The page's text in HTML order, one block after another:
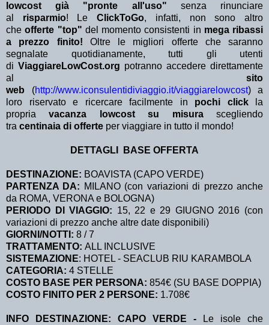
lowcost già "pronte all'uso" senza rinunciare
al risparmio! LeClickToGo, infatti, non sono altro
cheofferte "top" del momento consistenti in mega ribassi
a prezzo finito! Oltre le migliori offerte che saranno
segnalate quotidianamente, tutti gli utenti
di ViaggiareLowCost.org potranno accedere direttamente
al sito
web (http://www.iconsulentidiviaggio.it/viaggiarelowcost) a
loro riservato e ricercare facilmente in pochi clickla
propriavacanza lowcost su misurascegliendo
tra centinaia di offerte per viaggiare in tutto il mondo!
DETTAGLI BASE OFFERTA
DESTINAZIONE: BOAVISTA (CAPO VERDE)
PARTENZA DA: MILANO (con variazioni di prezzo anche
da ROMA, VERONA e BOLOGNA)
PERIODO DI VIAGGIO: 15, 22 e 29 GIUGNO 2016 (con
variazioni di prezzo anche altre date disponibili)
GIORNI/NOTTI: 8 / 7
TRATTAMENTO: ALL INCLUSIVE
SISTEMAZIONE: HOTEL - SEACLUB RIU KARAMBOLA
CATEGORIA: 4 STELLE
COSTO BASE PER PERSONA: 854€ (SU BASE DOPPIA)
COSTO FINITO PER 2 PERSONE: 1.708€
INFO DESTINAZIONE: CAPO VERDE -
Le isole che